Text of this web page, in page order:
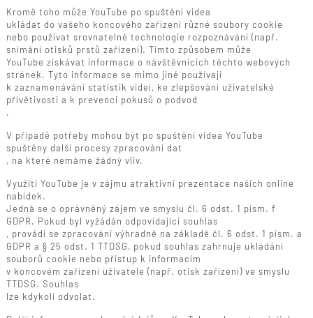
Kromě toho může YouTube po spuštění videa
ukládat do vašeho koncového zařízení různé soubory cookie
nebo používat srovnatelné technologie rozpoznávání (např.
snímání otisků prstů zařízení). Tímto způsobem může
YouTube získávat informace o návštěvnících těchto webových
stránek. Tyto informace se mimo jiné používají
k zaznamenávání statistik videí, ke zlepšování uživatelské
přívětivosti a k prevenci pokusů o podvod
.
V případě potřeby mohou být po spuštění videa YouTube
spuštěny další procesy zpracování dat
, na které nemáme žádný vliv.
Využití YouTube je v zájmu atraktivní prezentace našich online
nabídek.
Jedná se o oprávněný zájem ve smyslu čl. 6 odst. 1 písm. f
GDPR. Pokud byl vyžádán odpovídající souhlas
, provádí se zpracování výhradně na základě čl. 6 odst. 1 písm. a
GDPR a § 25 odst. 1 TTDSG, pokud souhlas zahrnuje ukládání
souborů cookie nebo přístup k informacím
v koncovém zařízení uživatele (např. otisk zařízení) ve smyslu
TTDSG. Souhlas
lze kdykoli odvolat.